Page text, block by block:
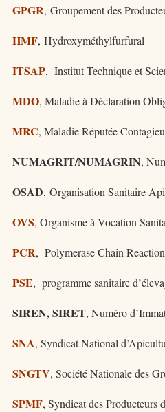
GPGR, Groupement des
HMF, Hydroxyméthylfurfural
ITSAP, Institut Technique et
MDO, Maladie à Déclaration
MRC, Maladie Réputée
NUMAGRIT/NUMAGRIN,
OSAD, Organisation Sanitaire
OVS, Organisme à Vocation
PCR, Polymerase Chain Reaction
PSE, programme sanitaire
SIREN, SIRET, Numéro
SNA, Syndicat National
SNGTV, Société Nationale des
SPMF, Syndicat des Producteurs